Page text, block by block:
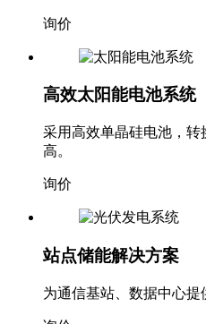
询价
高效太阳能电池系统
采用高效单晶硅电池，转
高。
询价
站点储能解决方案
为通信基站、数据中心提